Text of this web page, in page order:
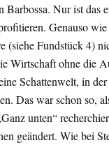
Barbossa. Nur ist das
Genauso wie
(siehe Fundstück 4)
Wirtschaft ohne die
Schattenwelt, in
Das war schon so,
unten“
geändert. Wie bei